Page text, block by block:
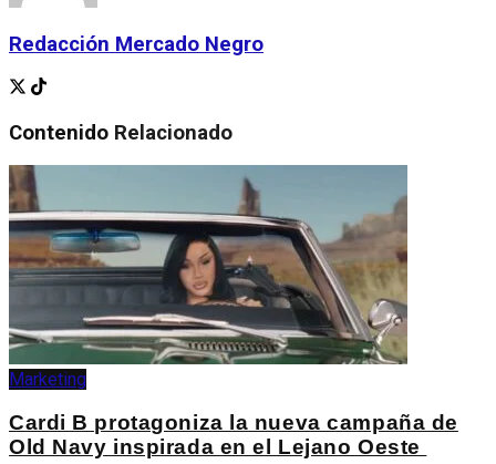
Redacción Mercado Negro
Contenido Relacionado
Marketing
Cardi B protagoniza la nueva campaña de
Old Navy inspirada en el Lejano Oeste